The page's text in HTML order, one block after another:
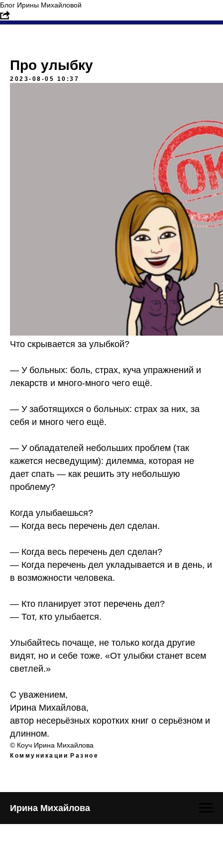
Блог Ирины Михайловой
Про улыбку
2023-08-05 10:37
Что скрывается за улыбкой?
— У больных: боль, страх, куча упражнений и
лекарств и много-много чего ещё.
— У заботящихся о больных: страх за них, за
себя и много чего ещё.
— У обладателей небольших проблем (так
кажется несведущим): дилемма, которая не
дает спать — как решить эту небольшую
проблему?
Когда улыбаешься?
— Когда весь перечень дел сделан.
— Когда весь перечень дел сделан?
— Когда перечень дел укладывается и в день, и
в возможности человека.
— Кто планирует этот перечень дел?
— Тот, кто улыбается.
Улыбайтесь почаще, не только когда другие
видят, но и себе тоже. «От улыбки станет всем
светлей.»
С уважением,
Ирина Михайлова,
автор несерьёзных коротких книг о серьёзном и
длинном.
© Коуч Ирина Михайлова
Коммуникации Разное
Ирина Михайлова